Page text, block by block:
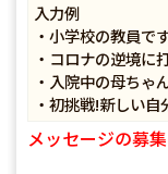
入力例
・小学校の教員で
・コロナの逆境に
・入院中の母ち
・初挑戦!新しい
メッセージの募